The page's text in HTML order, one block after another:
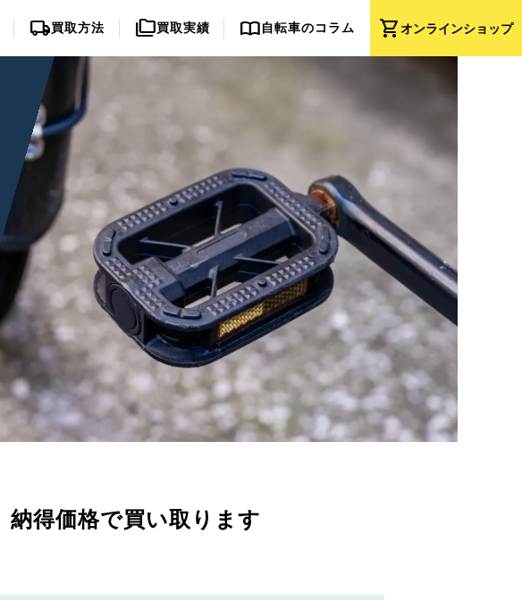
shopping_cartオンラインショップ
local_shipping買取方法 folder_copy買取実績 import_contacts自転車のコラム
納得価格で買い取ります